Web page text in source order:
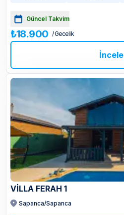
Güncel Takvim
₺18.900 / Gecelik
İncele
VILLA FERAH 1
Sapanca/Sapanca